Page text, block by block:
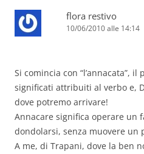
flora restivo
10/06/2010 alle 14:14
Si comincia con “l’annacata”,
significati attribuiti al verbo e,
dove potremo arrivare!
Annacare significa operare un
dondolarsi, senza muovere un
A me, di Trapani, dove la ben